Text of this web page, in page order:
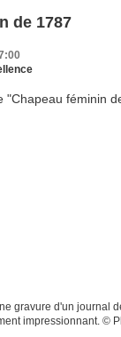
de 1787
gravure d'un journal
impressionnant. ©